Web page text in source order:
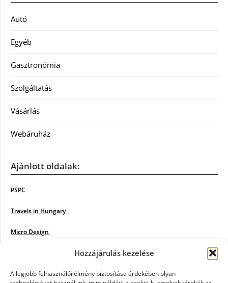
Hozzájárulás kezelése
A legjobb felhasználói élmény biztosítása érdekében olyan
Autó
Egyéb
Gasztronómia
Szolgáltatás
Vásárlás
Webáruház
Ajánlott oldalak:
PSPC
Travels in Hungary
Micro Design
Poiwiki